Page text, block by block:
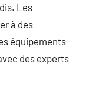
Les
à des
équipements
des experts